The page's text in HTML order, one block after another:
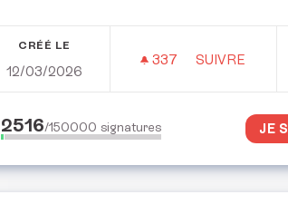
CRÉÉ LE
12/03/2026
337 337 ABONNÉS
SUIVRE
POUR UNE
2516/150000 signatures JE